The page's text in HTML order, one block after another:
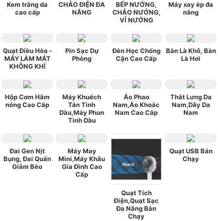
Kem trắng da
cao cấp
CHẢO ĐIỆN ĐA
NĂNG
BẾP NƯỚNG,
CHẢO NƯỚNG,
VỈ NƯỚNG
Máy xay ép đa
năng
Quạt Điều Hòa -
MÁY LÀM MÁT
KHÔNG KHÍ
Pin Sạc Dự
Phòng
Đèn Học Chống
Cận Cao Cấp
Bàn Là Khô, Bàn
Là Hơi
Hộp Cơm Hâm
nóng Cao Cấp
Máy Khuếch
Tán Tinh
Dầu,Máy Phun
Tinh Dầu
Áo Phao
Nam,Áo Khoác
Nam Cao Cấp
Thắt Lưng Da
Nam,Dây Da
Nam
Đai Gen Nịt
Bụng, Đai Quấn
Giảm Béo
Máy May
Mini,Máy Khâu
Gia Đình Cao
Cấp
Quạt Tích
Điện,Quạt Sạc
Đa Năng Bán
Chạy
Quạt USB Bán
Chạy